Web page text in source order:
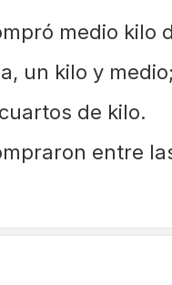
medio kilo
un kilo y
de kilo.
entre